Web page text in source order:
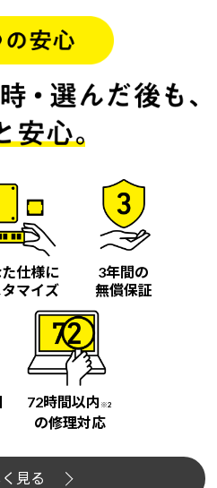
仕様に
マイズ
3年間の
無償保証
72時間以内 ※2
の修理対応
見る